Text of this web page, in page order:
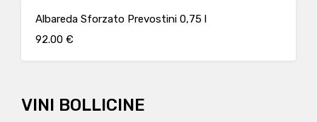
Albareda Sforzato Prevostini 0,75 l
92.00 €
VINI BOLLICINE